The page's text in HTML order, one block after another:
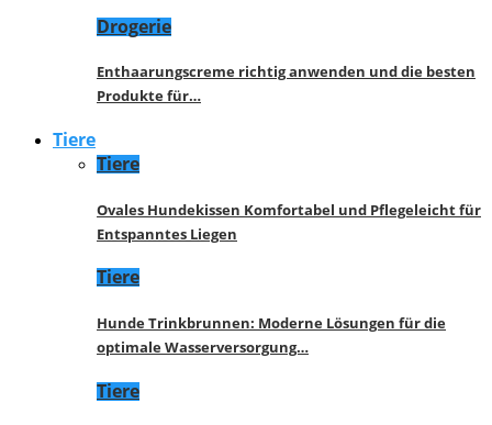
Drogerie
Enthaarungscreme richtig anwenden und die besten
Produkte für…
Tiere
Tiere
Ovales Hundekissen Komfortabel und Pflegeleicht für
Entspanntes Liegen
Tiere
Hunde Trinkbrunnen: Moderne Lösungen für die
optimale Wasserversorgung…
Tiere